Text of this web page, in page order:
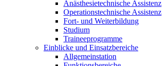
Anästhesietechnische Assistenz
Operationstechnische Assistenz
Fort- und Weiterbildung
Studium
Traineeprogramme
Einblicke und Einsatzbereiche
Allgemeinstation